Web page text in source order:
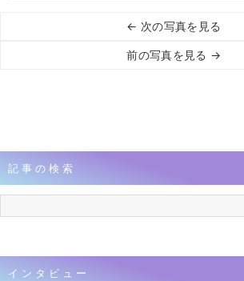
← 次の写真を見る
前の写真を見る →
記事の検索
インタビュー